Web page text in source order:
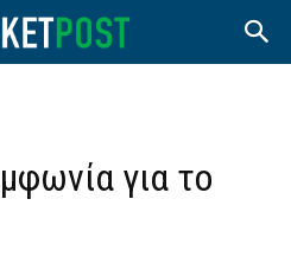
για το